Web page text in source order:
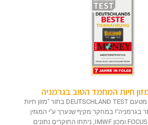
חיות המחמד הטוב בגרמניה
זכינו שוב ושוב לכבוד מטעם DEUTSCHLAND TEST בתור "מזון חיות
בגרמניה"! במחקר מקיף שנערך ע"י המגזין
הכלכלי FOCUS MONEY ומכון IMWF, ניתחו החוקרים נתונים